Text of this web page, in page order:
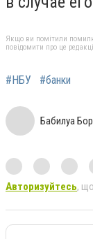
Якщо ви помітили
повідомити про це
#НБУ #банки
Бабилуа
Авторизуйтесь,